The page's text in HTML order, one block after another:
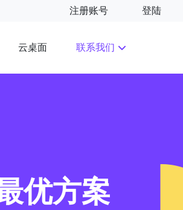
注册账号 登陆
云桌面 联系我们
优方案